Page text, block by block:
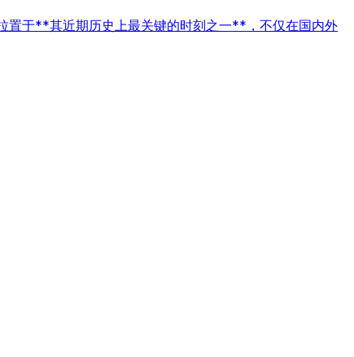
置于**其近期历史上最关键的时刻之一**，不仅在国内外